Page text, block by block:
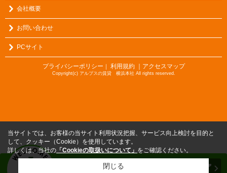
会社概要
お問い合わせ
PCサイト
プライバシーポリシー ｜ 利用規約 ｜アクセスマップ
Copyright(c) アルプスの賃貸 横浜本社 All rights reserved.
当サイトでは、お客様の当サイト利用状況把握、サービス向上検討を目的と
して、クッキー（Cookie）を使用しています。
詳しくは、当社の 「Cookieの取扱いについて」 をご確認ください。
閉じる